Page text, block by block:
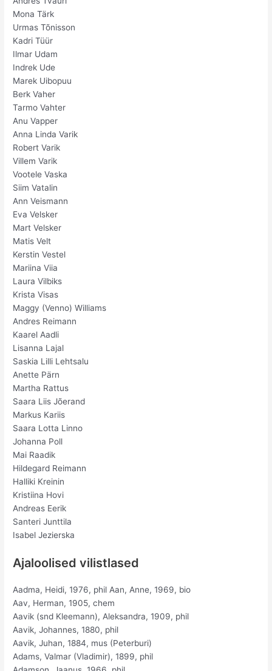
Mona Tärk
Urmas Tõnisson
Kadri Tüür
Ilmar Udam
Indrek Ude
Marek Uibopuu
Berk Vaher
Tarmo Vahter
Anu Vapper
Anna Linda Varik
Robert Varik
Villem Varik
Vootele Vaska
Siim Vatalin
Ann Veismann
Eva Velsker
Mart Velsker
Matis Velt
Kerstin Vestel
Mariina Viia
Laura Vilbiks
Krista Visas
Maggy (Venno) Williams
Andres Reimann
Kaarel Aadli
Lisanna Lajal
Saskia Lilli Lehtsalu
Anette Pärn
Martha Rattus
Saara Liis Jõerand
Markus Kariis
Saara Lotta Linno
Johanna Poll
Mai Raadik
Hildegard Reimann
Halliki Kreinin
Kristiina Hovi
Andreas Eerik
Santeri Junttila
Isabel Jezierska
Ajaloolised vilistlased
Aadma, Heidi, 1976, phil Aan, Anne, 1969, bio
Aav, Herman, 1905, chem
Aavik (snd Kleemann), Aleksandra, 1909, phil
Aavik, Johannes, 1880, phil
Aavik, Juhan, 1884, mus (Peterburi)
Adams, Valmar (Vladimir), 1899, phil